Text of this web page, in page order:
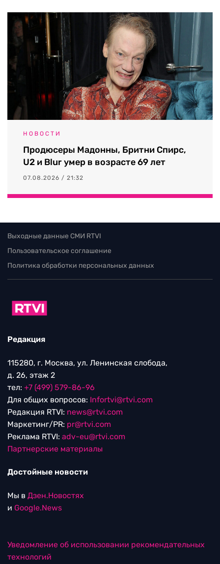
НОВОСТИ
Продюсеры Мадонны, Бритни Спирс,
U2 и Blur умер в возрасте 69 лет
07.08.2026 / 21:32
Выходные данные СМИ RTVI
Пользовательское соглашение
Политика обработки персональных данных
Редакция
115280, г. Москва, ул. Ленинская слобода,
д. 26, этаж 2
тел: +7 (499) 579-86-96
Для общих вопросов: Infortvi@rtvi.com
Редакция RTVI: news@rtvi.com
Маркетинг/PR: pr@rtvi.com
Реклама RTVI: adv-eu@rtvi.com
Партнерские материалы
Достойные новости
Мы в Дзен.Новостях
и Google.News
Уведомление об использовании рекомендательных
технологий